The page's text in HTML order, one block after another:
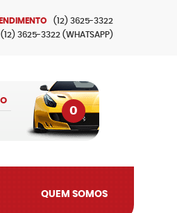
(12) 3625-3322
(12) 3625-3322 (WHATSAPP)
0
QUEM SOMOS